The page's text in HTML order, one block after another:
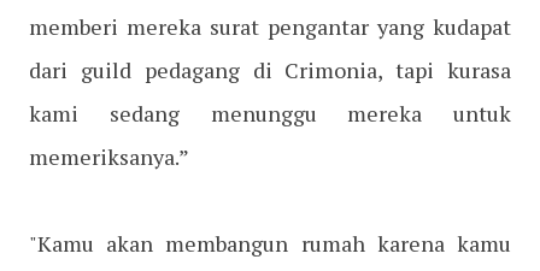
memberi mereka surat pengantar yang kudapat
dari guild pedagang di Crimonia, tapi kurasa
kami sedang menunggu mereka untuk
memeriksanya.”
"Kamu akan membangun rumah karena kamu